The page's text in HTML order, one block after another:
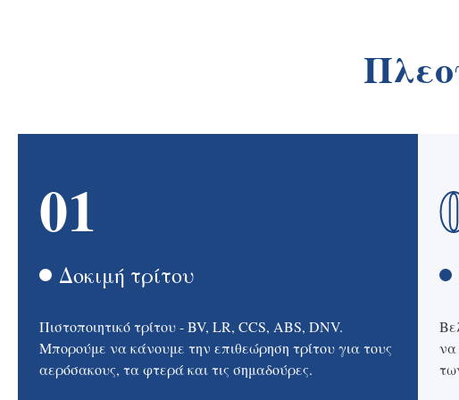
01
Δοκιμή τρίτου
Πιστοποιητικό τρίτου - BV, LR, CCS, ABS, DNV.
Μπορούμε να κάνουμε την επιθεώρηση τρίτου για τους
αερόσακους, τα φτερά και τις σημαδούρες.
να